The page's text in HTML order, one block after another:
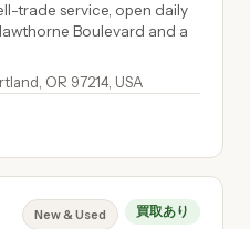
trade service, open daily
Boulevard and a
OR 97214, USA
New & Used 買取あり